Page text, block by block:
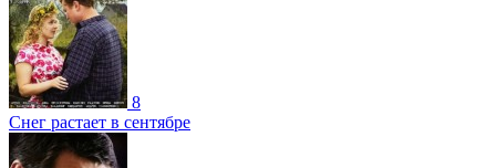
8
Снег растает в сентябре